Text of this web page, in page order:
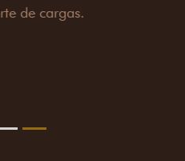
de reboque, proteção